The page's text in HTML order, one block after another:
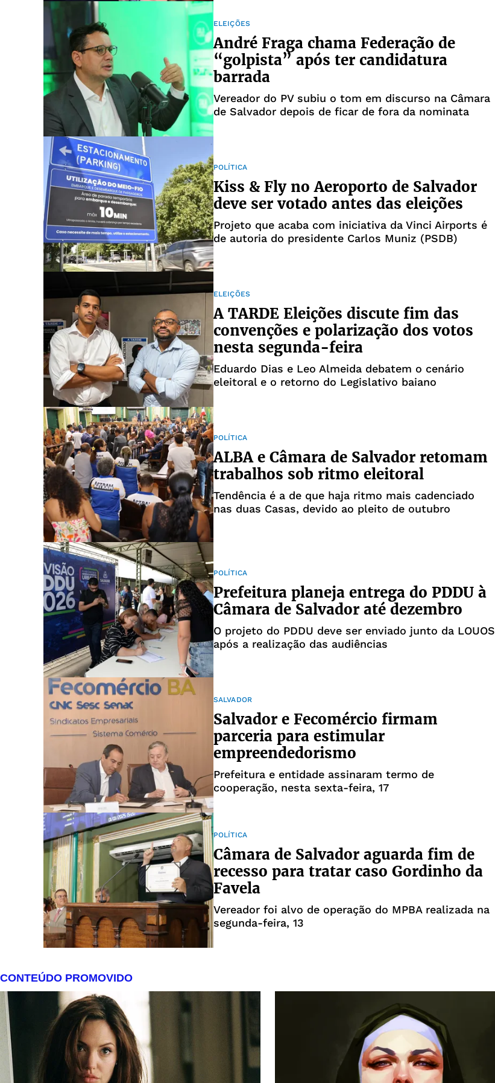
ELEIÇÕES
André Fraga chama Federação de
“golpista” após ter candidatura
barrada
Vereador do PV subiu o tom em discurso na Câmara
de Salvador depois de ficar de fora da nominata
POLÍTICA
Kiss & Fly no Aeroporto de Salvador
deve ser votado antes das eleições
Projeto que acaba com iniciativa da Vinci Airports é
de autoria do presidente Carlos Muniz (PSDB)
ELEIÇÕES
A TARDE Eleições discute fim das
convenções e polarização dos votos
nesta segunda-feira
Eduardo Dias e Leo Almeida debatem o cenário
eleitoral e o retorno do Legislativo baiano
POLÍTICA
ALBA e Câmara de Salvador retomam
trabalhos sob ritmo eleitoral
Tendência é a de que haja ritmo mais cadenciado
nas duas Casas, devido ao pleito de outubro
POLÍTICA
Prefeitura planeja entrega do PDDU à
Câmara de Salvador até dezembro
O projeto do PDDU deve ser enviado junto da LOUOS
após a realização das audiências
SALVADOR
Salvador e Fecomércio firmam
parceria para estimular
empreendedorismo
Prefeitura e entidade assinaram termo de
cooperação, nesta sexta-feira, 17
POLÍTICA
Câmara de Salvador aguarda fim de
recesso para tratar caso Gordinho da
Favela
Vereador foi alvo de operação do MPBA realizada na
segunda-feira, 13